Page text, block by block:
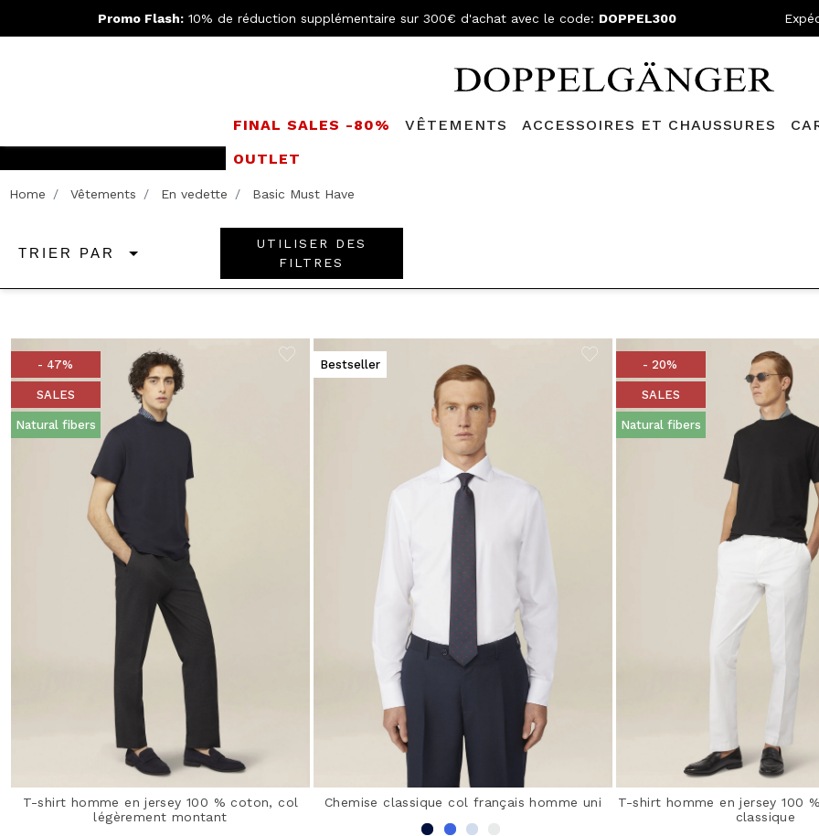
Promo Flash: 10% de réduction supplémentaire sur 300€ d'achat avec le code: DOPPEL300
FINAL SALES -80% VÊTEMENTS ACCESSOIRES ET CHAUSSURES
OUTLETRejoignez le
Home Vêtements En vedette Basic Must Have
TRIER PAR
UTILISER DES
FILTRES
- 47%
SALES
Natural fibers
T-shirt homme en jersey 100 % coton, col
légèrement montant
Bestseller
Chemise classique col français homme uni
- 20%
SALES
Natural fibers
T-shirt homme en jersey 100
classique